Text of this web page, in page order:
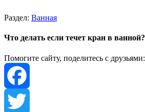
Раздел: Ванная
Что делать если течет кран в ванной?
Помогите сайту, поделитесь с друзьями:
Facebook